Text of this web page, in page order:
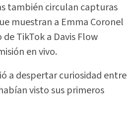
también circulan capturas
muestran a Emma Coronel
TikTok a Davis Flow
en vivo.
a despertar curiosidad entre
visto sus primeros